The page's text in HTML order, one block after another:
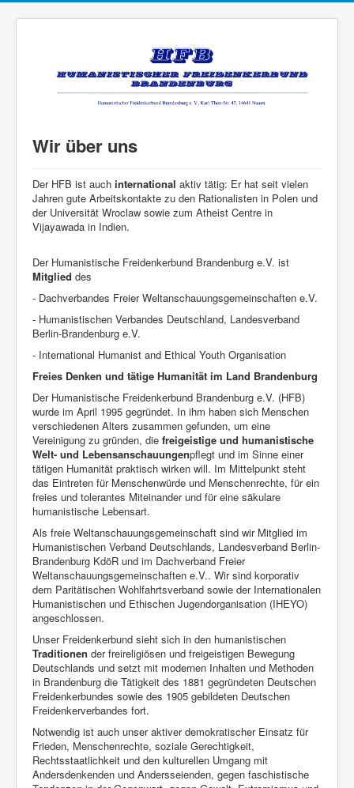
Wir über uns
Der HFB ist auch international aktiv tätig: Er hat seit vielen
Jahren gute Arbeitskontakte zu den Rationalisten in Polen und
der Universität Wroclaw sowie zum Atheist Centre in
Vijayawada in Indien.
Der Humanistische Freidenkerbund Brandenburg e.V. ist
Mitglied des
- Dachverbandes Freier Weltanschauungsgemeinschaften e.V.
- Humanistischen Verbandes Deutschland, Landesverband
Berlin-Brandenburg e.V.
- International Humanist and Ethical Youth Organisation
Freies Denken und tätige Humanität im Land Brandenburg
Der Humanistische Freidenkerbund Brandenburg e.V. (HFB)
wurde im April 1995 gegründet. In ihm haben sich Menschen
verschiedenen Alters zusammen gefunden, um eine
Vereinigung zu gründen, die freigeistige und humanistische
Welt- und Lebensanschauungenpflegt und im Sinne einer
tätigen Humanität praktisch wirken will. Im Mittelpunkt steht
das Eintreten für Menschenwürde und Menschenrechte, für ein
freies und tolerantes Miteinander und für eine säkulare
humanistische Lebensart.
Als freie Weltanschauungsgemeinschaft sind wir Mitglied im
Humanistischen Verband Deutschlands, Landesverband Berlin-
Brandenburg KdöR und im Dachverband Freier
Weltanschauungsgemeinschaften e.V.. Wir sind korporativ
dem Paritätischen Wohlfahrtsverband sowie der Internationalen
Humanistischen und Ethischen Jugendorganisation (IHEYO)
angeschlossen.
Unser Freidenkerbund sieht sich in den humanistischen
Traditionen der freireligiösen und freigeistigen Bewegung
Deutschlands und setzt mit modernen Inhalten und Methoden
in Brandenburg die Tätigkeit des 1881 gegründeten Deutschen
Freidenkerbundes sowie des 1905 gebildeten Deutschen
Freidenkerverbandes fort.
Notwendig ist auch unser aktiver demokratischer Einsatz für
Frieden, Menschenrechte, soziale Gerechtigkeit,
Rechtsstaatlichkeit und den kulturellen Umgang mit
Andersdenkenden und Andersseienden, gegen faschistische